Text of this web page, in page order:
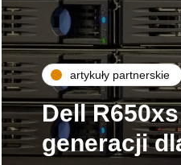
artykuły partnerskie
Dell
generacji